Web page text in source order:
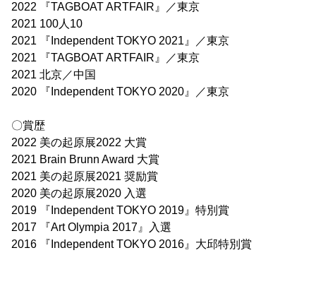
2022 『TAGBOAT ARTFAIR』／東京
2021 100人10
2021 『Independent TOKYO 2021』／東京
2021 『TAGBOAT ARTFAIR』／東京
2021 北京／中国
2020 『Independent TOKYO 2020』／東京
〇賞歴
2022 美の起原展2022 大賞
2021 Brain Brunn Award 大賞
2021 美の起原展2021 奨励賞
2020 美の起原展2020 入選
2019 『Independent TOKYO 2019』特別賞
2017 『Art Olympia 2017』入選
2016 『Independent TOKYO 2016』大邱特別賞